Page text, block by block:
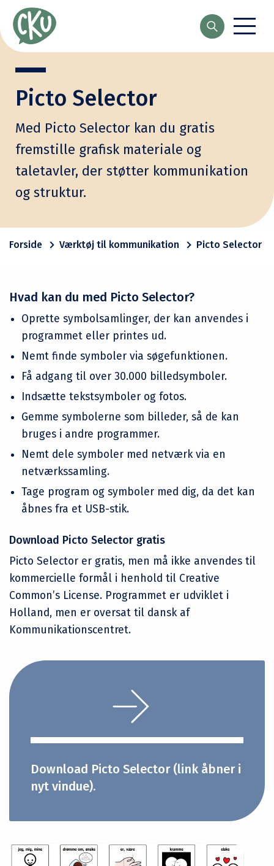
Søg
Picto Selector
Med Picto Selector kan du gratis
fremstille grafisk materiale og
taletavler, der støtter kommunikation
og struktur.
Forside Værktøj til kommunikation Picto Selector
Hvad kan du med Picto Selector?
Oprette symbolsamlinger, der kan anvendes i
programmet eller printes ud.
Nemt finde symboler via søgefunktionen.
Få adgang til over 30.000 billedsymboler.
Indsætte tekstsymboler og fotos.
Gemme symbolerne som billeder, så de kan
bruges i andre programmer.
Nemt dele symboler med netværk via en
netværkssamling.
Tage program og symboler med dig, da det kan
åbnes fra et USB-stik.
Download Picto Selector gratis
Picto Selector er gratis, men må ikke anvendes til
kommercielle formål i henhold til Creative
Common’s License. Programmet er udviklet i
Holland, men er oversat til dansk af
Kommunikationscentret.
Download Picto Selector (link åbner i
nyt vindue).